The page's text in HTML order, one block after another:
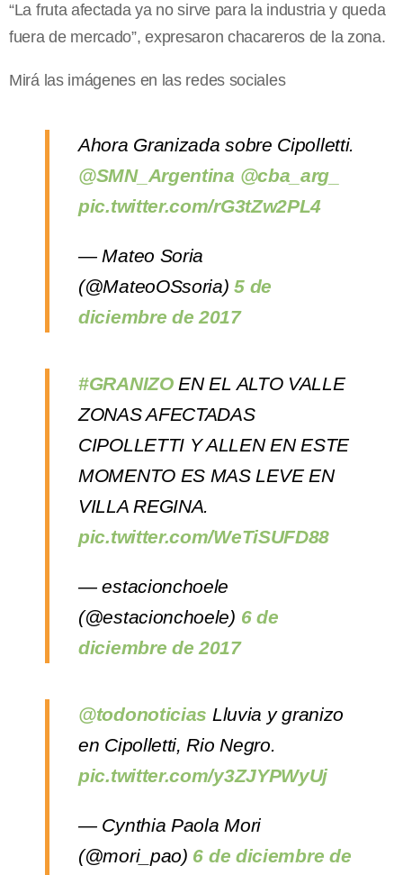
“La fruta afectada ya no sirve para la industria y queda
fuera de mercado”, expresaron chacareros de la zona.
Mirá las imágenes en las redes sociales
Ahora Granizada sobre Cipolletti.
@SMN_Argentina @cba_arg_
pic.twitter.com/rG3tZw2PL4
— Mateo Soria
(@MateoOSsoria)5 de
diciembre de 2017
#GRANIZOEN EL ALTO VALLE
ZONAS AFECTADAS
CIPOLLETTI Y ALLEN EN ESTE
MOMENTO ES MAS LEVE EN
VILLA REGINA.
pic.twitter.com/WeTiSUFD88
— estacionchoele
(@estacionchoele) 6 de
diciembre de 2017
@todonoticias Lluvia y granizo
en Cipolletti, Rio Negro.
pic.twitter.com/y3ZJYPWyUj
— Cynthia Paola Mori
(@mori_pao) 6 de diciembre de